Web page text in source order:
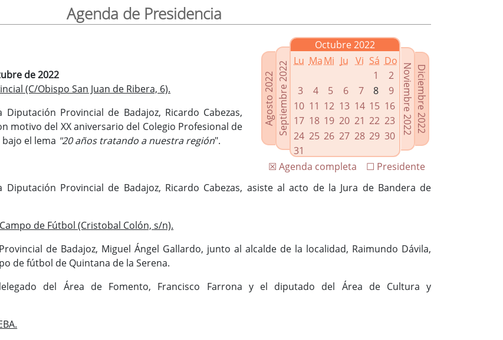
Agenda de Presidencia
Agosto 2022Septiembre 2022
Octubre 2022
Lu MaMi Ju Vi Sá Do
1
2
3
4 5 6 7 8
9
10 11 12 13 14 15 16
17 18 19 20 21 22 23
24 25 26 27 28 29 30
31
Diciembre 2022
Noviembre 2022
☐ Presidente
☒ Agenda completa
de 2022
(C/Obispo San Juan de Ribera, 6).
Provincial de Badajoz, Ricardo Cabezas,
motivo del XX aniversario del Colegio Profesional de
el lema "20 años tratando a nuestra región".
Provincial de Badajoz, Ricardo Cabezas, asiste al acto de la Jura de Bandera de
Campo de Fútbol (Cristobal Colón, s/n).
de Badajoz, Miguel Ángel Gallardo, junto al alcalde de la localidad, Raimundo Dávila,
de fútbol de Quintana de la Serena.
del Área de Fomento, Francisco Farrona y el diputado del Área de Cultura y